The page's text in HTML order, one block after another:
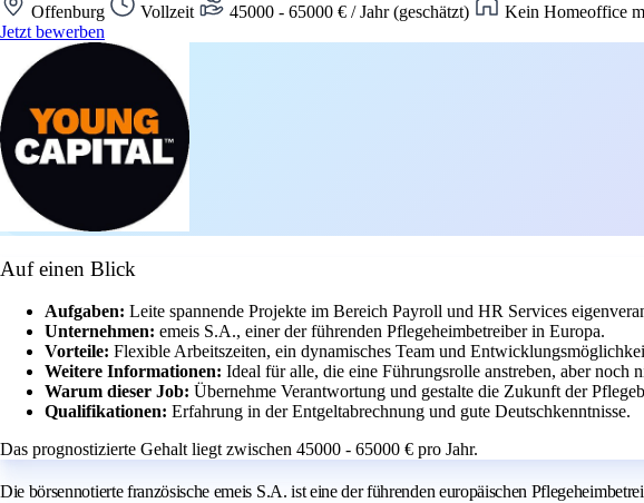
Offenburg Vollzeit 45000 - 65000 € / Jahr (geschätzt)
Kein Homeoffice
Jetzt bewerben
Auf einen Blick
Aufgaben: Leite spannende Projekte im Bereich Payroll und HR Services
Unternehmen: emeis S.A., einer der führenden Pflegeheimbetreiber in Europa.
Vorteile: Flexible Arbeitszeiten, ein dynamisches Team und
Weitere Informationen: Ideal für alle, die eine Führungsrolle anstreben, aber noch
Warum dieser Job: Übernehme Verantwortung und gestalte die Zukunft der
Qualifikationen: Erfahrung in der Entgeltabrechnung und gute Deutschkenntnisse.
Das prognostizierte Gehalt liegt zwischen 45000 - 65000 € pro Jahr.
Die börsennotierte französische emeis S.A. ist eine der führenden europäischen